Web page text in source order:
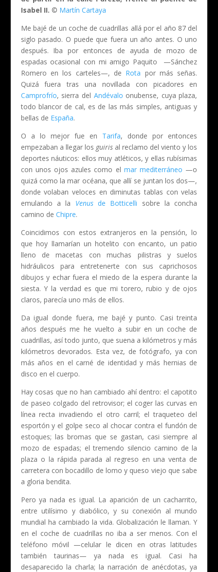
Isabel II. © Martín Cartaya
Me bajé de un coche de cuadrillas allá por el año 87 del
siglo pasado. O puede que fuera un año antes. O uno
después. Iba por entonces de ayuda de mozo de
espadas ocasional con mi amigo Paquito —Sánchez
Romero en los carteles—, de Rota por más señas.
Quizá fuera tras una novillada con picadores en
Camprofrío, sierra del Andévalo onubense, cuya plaza,
todo blancor de cal, es de las más simples, antiguas y
bellas de España.
O a lo mejor fue en Tarifa, donde por entonces
empezaban a llegar los guirisal reclamo del viento y los
deportes náuticos: ellos muy atléticos, y ellas rubísimas
con unos ojos azules como el mar mediterráneo —o
quizá como la mar océana, que allí se juntan los dos—,
donde volaban veloces en diminutas tablas con velas
emulando a la Venusde Botticelli sobre la concha
camino de Chipre.
Coincidimos con estos extranjeros en la pensión, lo
que hoy llamarían un hotelito con encanto, un patio
lleno de macetas con muchas pilistras y suelos
hidráulicos para entretenerte con sus caprichosos
dibujos y echar fuera el miedo de la espera durante la
siesta. Y la verdad es que mi torero, rubio y de ojos
claros, parecía uno más de ellos.
Da igual donde fuera, me bajé y punto. Casi treinta
años después me he vuelto a subir en un coche de
cuadrillas, así todo junto, que suena a kilómetros y más
kilómetros devorados. Esta vez, de fotógrafo, ya con
más años en el carné de identidad y más hernias de
disco en el cuerpo.
Hay cosas que no han cambiado ahí dentro: el capotito
de paseo colgado del retrovisor; el coger las curvas en
línea recta invadiendo el otro carril; el traqueteo del
esportón y el golpe seco al chocar contra el fundón de
estoques; las bromas que se gastan, casi siempre al
mozo de espadas; el tremendo silencio camino de la
plaza o la rápida parada al regreso en una venta de
carretera con bocadillo de lomo y queso viejo que sabe
a gloria bendita.
Pero ya nada es igual. La aparición de un cacharrito,
entre utilísimo y diabólico, y su conexión al mundo
mundial ha cambiado la vida. Globalización le llaman. Y
en el coche de cuadrillas no iba a ser menos. Con el
teléfono móvil —celular le dicen en otras latitudes
también taurinas— ya nada es igual. Casi ha
desaparecido la charla; la narración de anécdotas, ya